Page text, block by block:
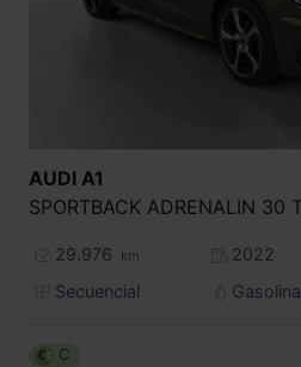
AUDI A1
29.976 km
2022
Secuencial
Gasolina
C